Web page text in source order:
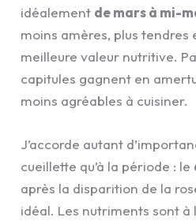
idéalement de mars à mi-
moins amères, plus tendres
meilleure valeur nutritive.
capitules gagnent en
moins agréables à cuisiner.
J’accorde autant
cueillette qu’à la période : le
après la disparition de la
idéal. Les nutriments sont à